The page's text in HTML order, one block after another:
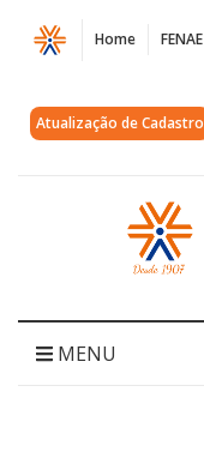
Página
Inscreva-
se
do
Home FENAE
Atualização de Cadastro
Acessar
página
inicial
MENU